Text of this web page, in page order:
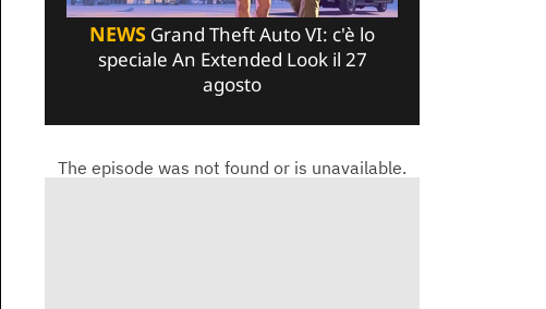
NEWS Grand Theft Auto VI: c'è lo
speciale An Extended Look il 27
agosto